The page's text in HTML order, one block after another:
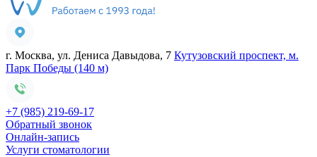
г. Москва, ул. Дениса Давыдова, 7 Кутузовский проспект, м.
Парк Победы (140 м)
+7 (985) 219-69-17
Обратный звонок
Онлайн-запись
Услуги стоматологии